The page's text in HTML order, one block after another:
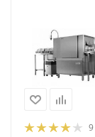
9